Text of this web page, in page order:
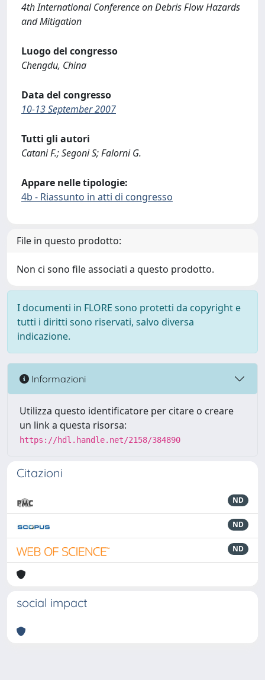
4th International Conference on Debris Flow Hazards
and Mitigation
Luogo del congresso
Chengdu, China
Data del congresso
10-13 September 2007
Tutti gli autori
Catani F.; Segoni S; Falorni G.
Appare nelle tipologie:
4b - Riassunto in atti di congresso
File in questo prodotto:
Non ci sono file associati a questo prodotto.
I documenti in FLORE sono protetti da copyright e
tutti i diritti sono riservati, salvo diversa
indicazione.
Informazioni
Utilizza questo identificatore per citare o creare
un link a questa risorsa:
https://hdl.handle.net/2158/384890
Citazioni
ND
ND
ND
social impact